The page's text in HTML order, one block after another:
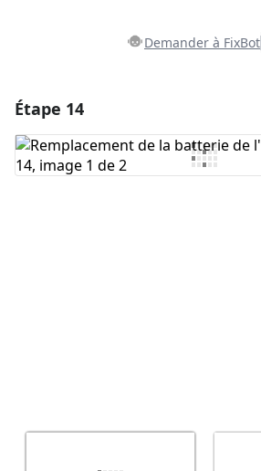
Demander à FixBot
Ajouter un commentaire
Étape 14